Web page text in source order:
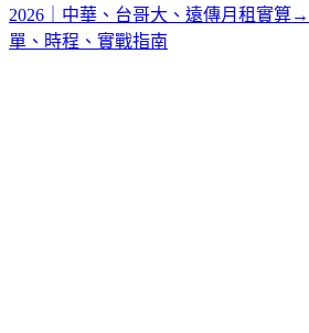
2026｜中華、台哥大、遠傳月租實算→
單、時程、實戰指南